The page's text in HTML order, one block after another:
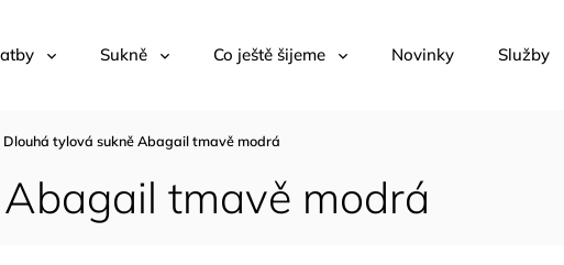
Sukně Co ještě šijeme Novinky Služby
Dlouhá tylová sukně Abagail tmavě modrá
tmavě modrá